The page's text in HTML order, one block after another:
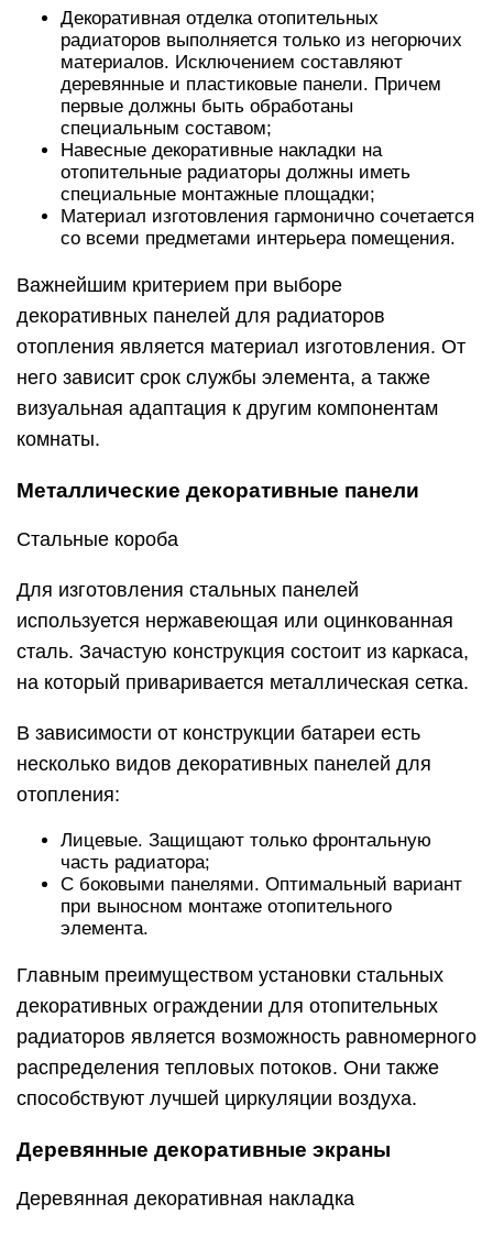
Декоративная отделка отопительных
радиаторов выполняется только из негорючих
материалов. Исключением составляют
деревянные и пластиковые панели. Причем
первые должны быть обработаны
специальным составом;
Навесные декоративные накладки на
отопительные радиаторы должны иметь
специальные монтажные площадки;
Материал изготовления гармонично сочетается
со всеми предметами интерьера помещения.
Важнейшим критерием при выборе
декоративных панелей для радиаторов
отопления является материал изготовления. От
него зависит срок службы элемента, а также
визуальная адаптация к другим компонентам
комнаты.
Металлические декоративные панели
Стальные короба
Для изготовления стальных панелей
используется нержавеющая или оцинкованная
сталь. Зачастую конструкция состоит из каркаса,
на который приваривается металлическая сетка.
В зависимости от конструкции батареи есть
несколько видов декоративных панелей для
отопления:
Лицевые. Защищают только фронтальную
часть радиатора;
С боковыми панелями. Оптимальный вариант
при выносном монтаже отопительного
элемента.
Главным преимуществом установки стальных
декоративных ограждении для отопительных
радиаторов является возможность равномерного
распределения тепловых потоков. Они также
способствуют лучшей циркуляции воздуха.
Деревянные декоративные экраны
Деревянная декоративная накладка